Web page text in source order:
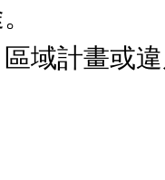
域計畫或